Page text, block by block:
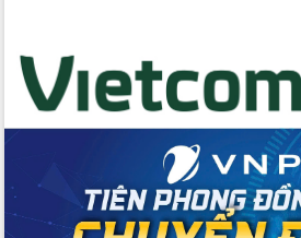
Phó Thủ tướng Hồ Quốc Dũng đánh giá
cao kết quả Chiến dịch Quang Trung
tại Đắk Lắk
Hội nghị Ban Chấp hành Đảng bộ tỉnh
Đắk Lắk lần thứ 2 (mở rộng)
Tập trung giải phóng mặt bằng, đẩy
nhanh tiến độ Tuyến đường bộ ven
biển